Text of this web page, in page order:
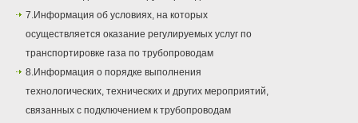
7.Информация об условиях, на которых
осуществляется оказание регулируемых услуг по
транспортировке газа по трубопроводам
8.Информация о порядке выполнения
технологических, технических и других мероприятий,
связанных с подключением к трубопроводам